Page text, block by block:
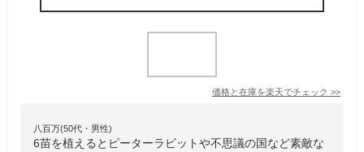
価格と在庫を楽天でチェック >>
八百万(50代・男性)
6苗を植えるとピーターラビットや不思議の国など素敵な